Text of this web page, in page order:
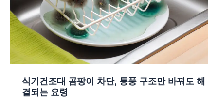
식기건조대 곰팡이 차단, 통풍 구조만 바꿔도 해
결되는 요령